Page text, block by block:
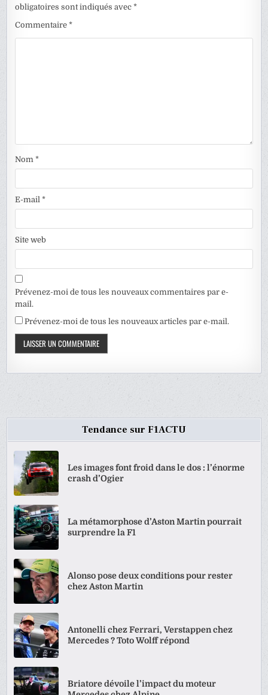
obligatoires sont indiqués avec*
Commentaire*
Nom*
E-mail*
Site web
Prévenez-moi de tous les nouveaux commentaires par e-
mail.
Prévenez-moi de tous les nouveaux articles par e-mail.
Tendance sur F1ACTU
Les images font froid dans le dos : l’énorme
crash d’Ogier
La métamorphose d’Aston Martin pourrait
surprendre la F1
Alonso pose deux conditions pour rester
chez Aston Martin
Antonelli chez Ferrari, Verstappen chez
Mercedes ? Toto Wolff répond
Briatore dévoile l’impact du moteur